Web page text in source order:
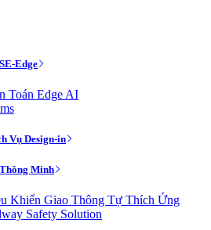
Edge
Toán Edge AI
Vụ Design-in
Minh
Khiển Giao Thông Tự Thích Ứng
Safety Solution